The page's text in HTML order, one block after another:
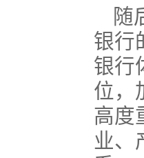
随
银行
银行
位，
高度
业、